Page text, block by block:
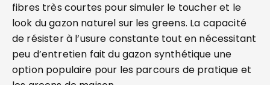
fibres très courtes pour simuler le toucher et le
look du gazon naturel sur les greens. La capacité
de résister à l’usure constante tout en nécessitant
peu d’entretien fait du gazon synthétique une
option populaire pour les parcours de pratique et